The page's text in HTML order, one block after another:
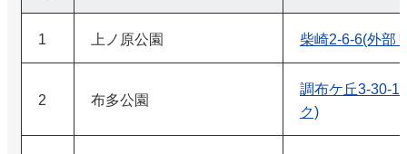
1 上ノ原公園 柴崎2-6-6(外部
2 布多公園
調布ケ丘3-30-
ク)